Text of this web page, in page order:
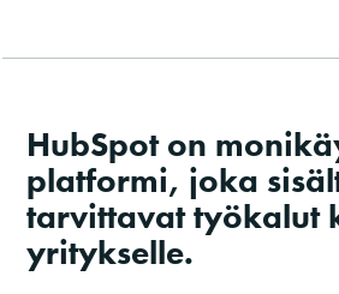
HubSpot on
platformi, joka
tarvittavat työkalut
yritykselle.